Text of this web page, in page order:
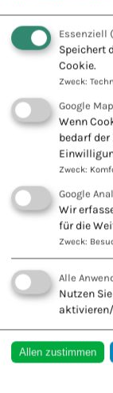
KONTAKT ZU
Europäischer
47138
Tel.: 0203
Fax: 0203
QUICK LINKS
Schule
Essenziell
Speichert
Cookie.
Zweck:
Google
Wenn
bedarf
Zweck:
Google
Wir
für die
Zweck:
Alle
Nutzen
Allen zustimmen